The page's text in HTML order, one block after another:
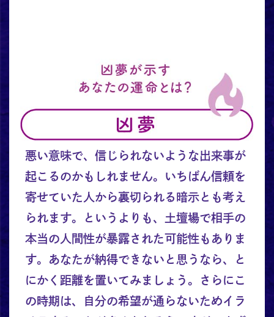
悪い意味で、信じられないような出来事が
起こるのかもしれません。いちばん信頼を
寄せていた人から裏切られる暗示とも考え
られます。というよりも、土壇場で相手の
本当の人間性が暴露された可能性もありま
す。あなたが納得できないと思うなら、と
にかく距離を置いてみましょう。さらにこ
の時期は、自分の希望が通らないためイラ